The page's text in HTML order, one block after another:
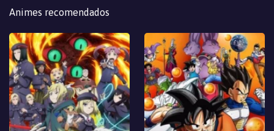
Episodio 11
Episodio 10
Episodio 9
Episodio 8
Episodio 7
Animes recomendados